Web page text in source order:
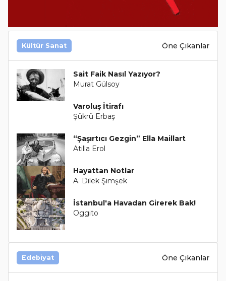
Kültür Sanat Öne Çıkanlar
Sait Faik Nasıl Yazıyor?
Murat Gülsoy
Varoluş İtirafı
Şükrü Erbaş
“Şaşırtıcı Gezgin” Ella Maillart
Atilla Erol
Hayattan Notlar
A. Dilek Şimşek
İstanbul'a Havadan Girerek Bak!
Oggito
Edebiyat Öne Çıkanlar